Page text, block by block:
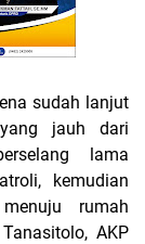
sudah lanjut
jauh dari
lama
kemudian
rumah
AKP